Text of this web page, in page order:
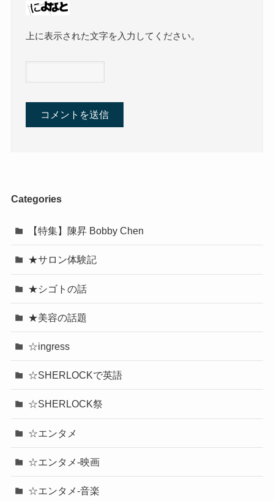
上に表示された文字を入力してください。
Categories
【特集】陳昇 Bobby Chen
★サロン体験記
★シゴトの話
★美容の話題
☆ingress
☆SHERLOCKで英語
☆SHERLOCK祭
☆エンタメ
☆エンタメ-映画
☆エンタメ-音楽